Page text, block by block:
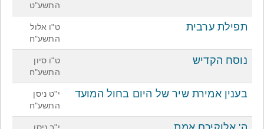
התשע"ט
תפילת ערבית
ט"ו אלול
התשע"ח
נוסח הקדיש
ט"ו סיון
התשע"ח
בענין אמירת שיר של היום בחול המועד
י"ט ניסן
התשע"ח